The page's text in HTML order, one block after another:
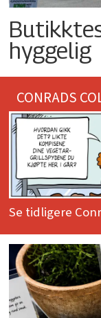
hyggelig
CONRADS
Se tidligere